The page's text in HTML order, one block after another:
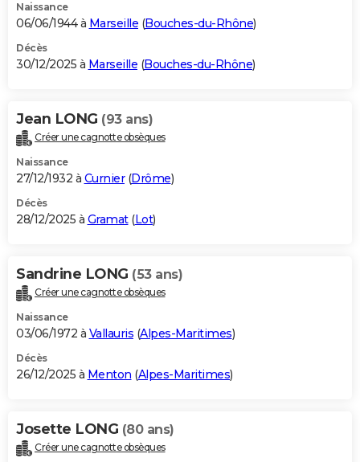
Naissance
06/06/1944 à Marseille (Bouches-du-Rhône)
Décès
30/12/2025 à Marseille (Bouches-du-Rhône)
Jean LONG (93 ans)
Créer une cagnotte obsèques
Naissance
27/12/1932 à Curnier(Drôme)
Décès
28/12/2025 à Gramat(Lot)
Sandrine LONG (53 ans)
Créer une cagnotte obsèques
Naissance
03/06/1972 à Vallauris (Alpes-Maritimes)
Décès
26/12/2025 à Menton (Alpes-Maritimes)
Josette LONG (80 ans)
Créer une cagnotte obsèques